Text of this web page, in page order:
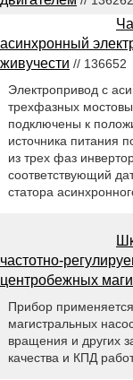
асинхронный
живучести // 136652
Электропривод с
трехфазных
подключены к
источника питания
из трех фаз
соответствующий
статора
частотно-
центробежных
Прибор
магистральных
вращения и других
качества и КПД